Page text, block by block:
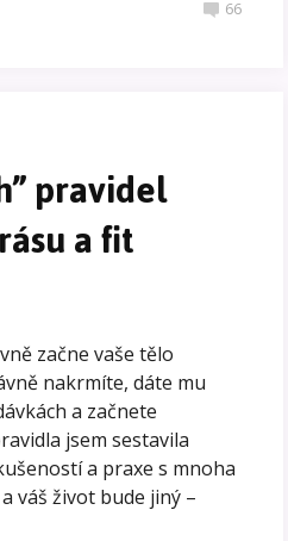
66
pravidel
a fit
začne vaše tělo
nakrmíte, dáte mu
a začnete
jsem sestavila
a praxe s mnoha
váš život bude jiný –